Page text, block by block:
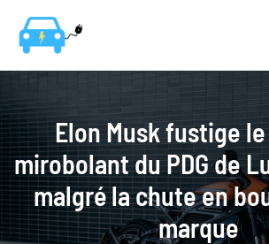
contenu
Elon Musk fustige
mirobolant du PDG de
malgré la chute en
marque